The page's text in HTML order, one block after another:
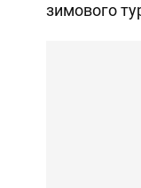
зимового